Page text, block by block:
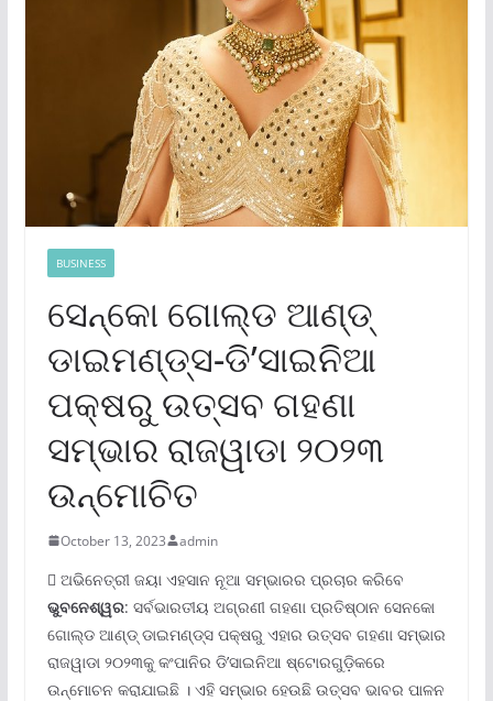
BUSINESS
ସେନ୍‌କୋ ଗୋଲ୍ଡ ଆଣ୍ଡ୍
ଡାଇମଣ୍ଡ୍‌ସ-ଡି’ସାଇନିଆ
ପକ୍ଷରୁ ଉତ୍ସବ ଗହଣା
ସମ୍ଭାର ରାଜୱାଡା ୨୦୨୩
ଉନ୍ମୋଚିତ
October 13, 2023 admin
 ଅଭିନେତ୍ରୀ ଜୟା ଏହସାନ ନୂଆ ସମ୍ଭାରର ପ୍ରଚାର କରିବେ
ଭୁବନେଶ୍ୱର: ସର୍ବଭାରତୀୟ ଅଗ୍ରଣୀ ଗହଣା ପ୍ରତିଷ୍ଠାନ ସେନକୋ
ଗୋଲ୍‌ଡ ଆଣ୍ଡ୍ ଡାଇମଣ୍ଡ୍‌ସ ପକ୍ଷରୁ ଏହାର ଉତ୍ସବ ଗହଣା ସମ୍ଭାର
ରାଜୱାଡା ୨୦୨୩କୁ କଂପାନିର ଡି’ସାଇନିଆ ଷ୍ଟୋରଗୁଡ଼ିକରେ
ଉନ୍ମୋଚନ କରାଯାଇଛି । ଏହି ସମ୍ଭାର ହେଉଛି ଉତ୍ସବ ଭାବର ପାଳନ